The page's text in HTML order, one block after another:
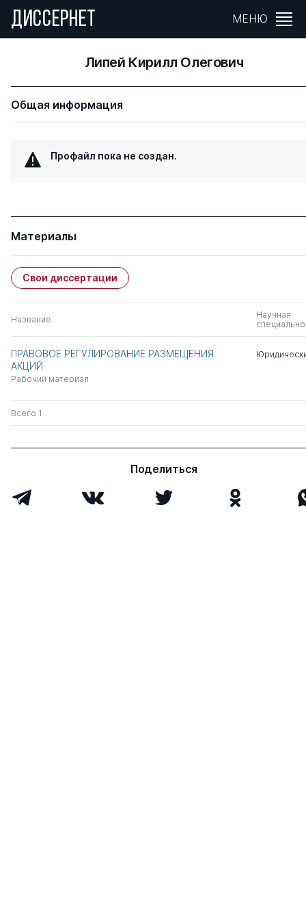
ДИССЕРНЕТ МЕНЮ
Липей Кирилл Олегович
Общая информация
Профайл пока не создан.
Материалы
Свои диссертации
Название
Научная
ПРАВОВОЕ РЕГУЛИРОВАНИЕ РАЗМЕЩЕНИЯ
АКЦИЙ
Рабочий материал
Всего 1
Поделиться